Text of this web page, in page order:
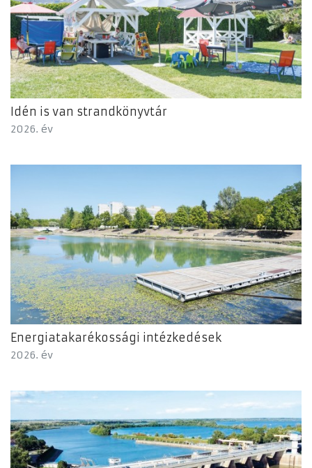
Idén is van strandkönyvtár
2026. év
Energiatakarékossági intézkedések
2026. év